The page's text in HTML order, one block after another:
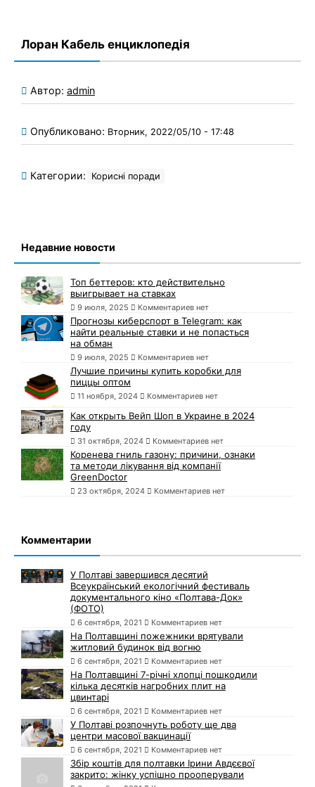
Лоран Кабель енциклопедія
Автор: admin
Опубликовано: Вторник, 2022/05/10 - 17:48
Категории: Корисні поради
Недавние новости
Топ беттеров: кто действительно
выигрывает на ставках
9 июля, 2025 Комментариев нет
Прогнозы киберспорт в Telegram: как
найти реальные ставки и не попасться
на обман
9 июля, 2025 Комментариев нет
Лучшие причины купить коробки для
пиццы оптом
11 ноября, 2024 Комментариев нет
Как открыть Вейп Шоп в Украине в 2024
году
31 октября, 2024 Комментариев нет
Коренева гниль газону: причини, ознаки
та методи лікування від компанії
GreenDoctor
23 октября, 2024 Комментариев нет
Комментарии
У Полтаві завершився десятий
Всеукраїнський екологічний фестиваль
документального кіно «Полтава-Док»
(ФОТО)
6 сентября, 2021 Комментариев нет
На Полтавщині пожежники врятували
житловий будинок від вогню
6 сентября, 2021 Комментариев нет
На Полтавщині 7-річні хлопці пошкодили
кілька десятків нагробних плит на
цвинтарі
6 сентября, 2021 Комментариев нет
У Полтаві розпочнуть роботу ще два
центри масової вакцинації
6 сентября, 2021 Комментариев нет
Збір коштів для полтавки Ірини Авдєєвої
закрито: жінку успішно прооперували